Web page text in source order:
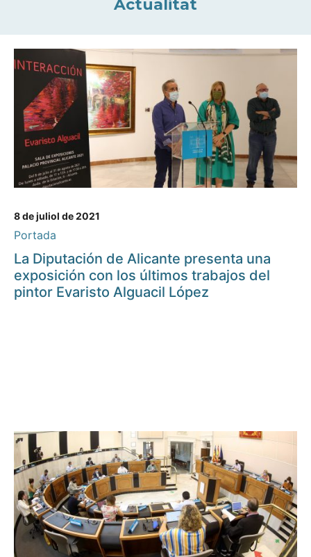
Actualitat
8 de juliol de 2021
Portada
La Diputación de Alicante presenta una
exposición con los últimos trabajos del
pintor Evaristo Alguacil López